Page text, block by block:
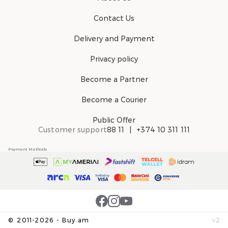
Contact Us
Delivery and Payment
Privacy policy
Become a Partner
Become a Courier
Public Offer
Customer support88 11 +374 10 311 111
© 2011-2026 - Buy.am v2
Payment Methods